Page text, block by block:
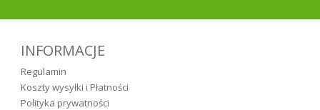
INFORMACJE
Regulamin
Koszty wysyłki i Płatności
Polityka prywatności